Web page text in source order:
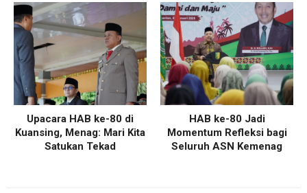
Upacara HAB ke-80 di
Kuansing, Menag: Mari Kita
Satukan Tekad
HAB ke-80 Jadi
Momentum Refleksi bagi
Seluruh ASN Kemenag